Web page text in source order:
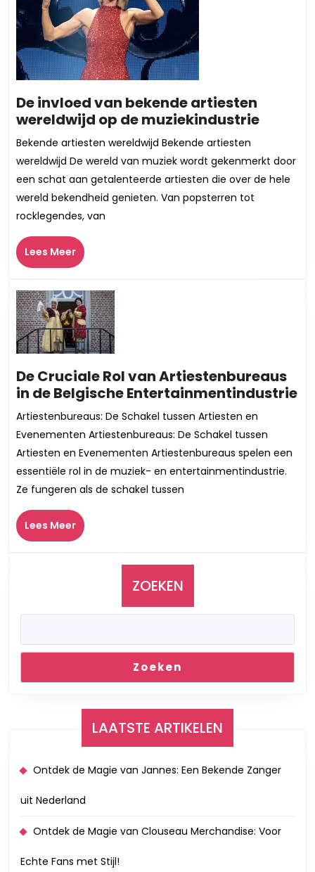
De invloed van bekende artiesten
wereldwijd op de muziekindustrieDe
van
Bekende artiesten wereldwijd Bekende artiesten
wereldwijd De wereld van muziek wordt gekenmerkt door
een schat aan getalenteerde artiesten die over de hele
wereld bekendheid genieten. Van popsterren tot
rocklegendes, van
Lees MeerLees
Meer
De Cruciale Rol van Artiestenbureaus
in de Belgische EntertainmentindustrieDe
Artiestenbureaus: De Schakel tussen Artiesten en
Evenementen Artiestenbureaus: De Schakel tussen
Artiesten en Evenementen Artiestenbureaus spelen een
essentiële rol in de muziek- en entertainmentindustrie.
Ze fungeren als de schakel tussen
Lees MeerLees
Meer
ZOEKEN
Zoeken
LAATSTE ARTIKELEN
Ontdek de Magie van Jannes: Een Bekende Zanger
uit Nederland
Ontdek de Magie van Clouseau Merchandise: Voor
Echte Fans met Stijl!